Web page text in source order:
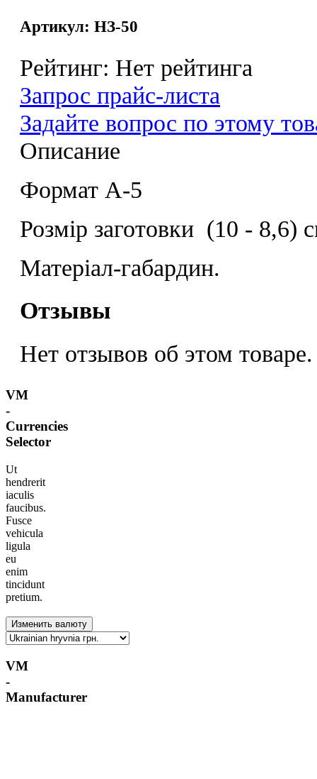
Артикул: НЗ-50
Рейтинг: Нет рейтинга
Запрос прайс-листа
Задайте вопрос по этому
Описание
Формат А-5
Розмір заготовки (10 - 8,6)
Матеріал-габардин.
Отзывы
Нет отзывов об этом товаре.
VM
-
Currencies
Selector
Ut
hendrerit
iaculis
faucibus.
Fusce
vehicula
ligula
eu
enim
tincidunt
pretium.
VM
-
Manufacturer